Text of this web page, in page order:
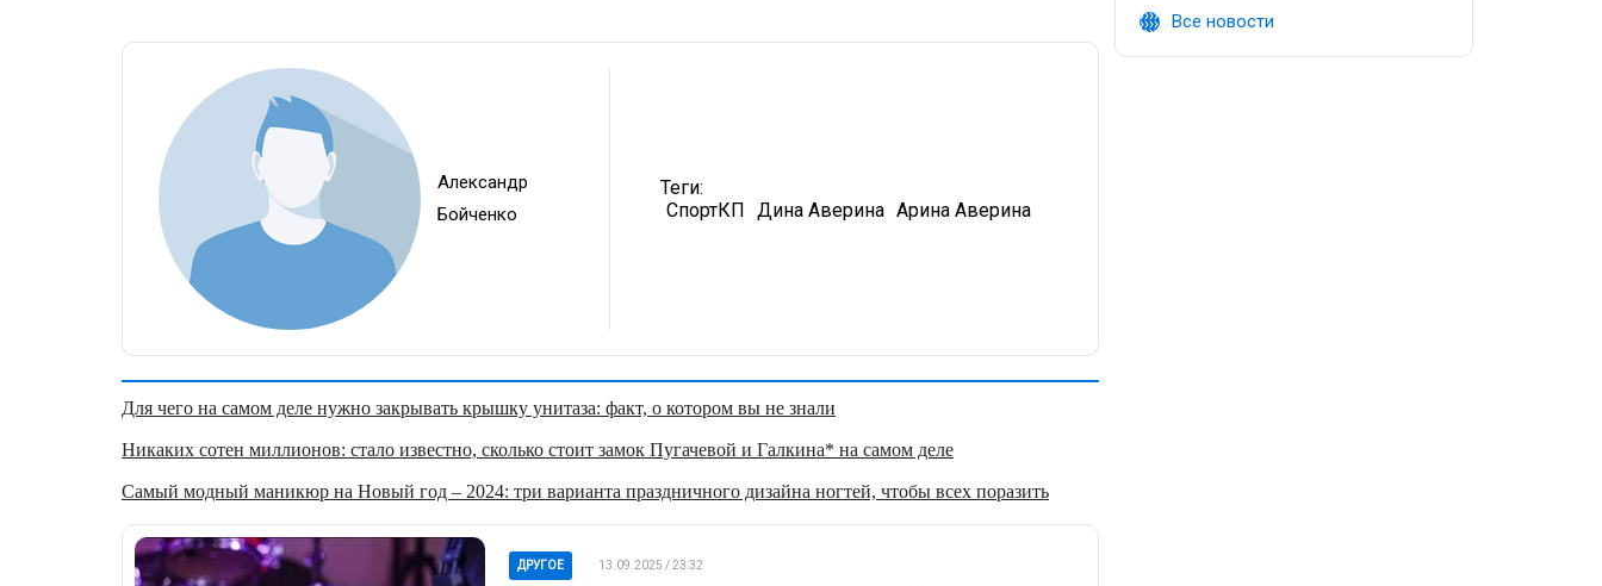
Александр
Бойченко
Теги:
СпортКП
Дина Аверина Арина Аверина
Для чего на самом деле нужно закрывать крышку унитаза: факт, о котором вы не знали
Никаких сотен миллионов: стало известно, сколько стоит замок Пугачевой и Галкина* на самом деле
Самый модный маникюр на Новый год – 2024: три варианта праздничного дизайна ногтей, чтобы всех поразить
ДРУГОЕ 13.09.2025 / 23:32
Все новости